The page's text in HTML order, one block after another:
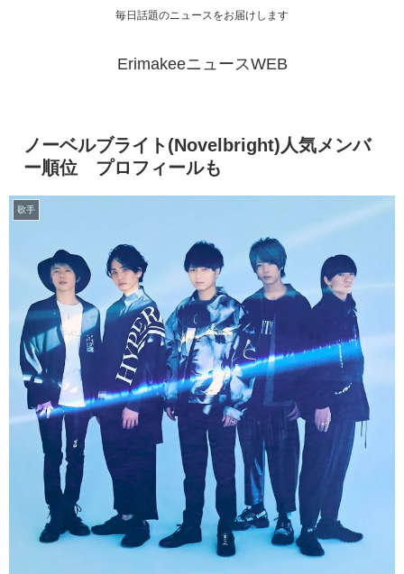
毎日話題のニュースをお届けします
ErimakeeニュースWEB
ノーベルブライト(Novelbright)人気メンバ
ー順位 プロフィールも
歌手